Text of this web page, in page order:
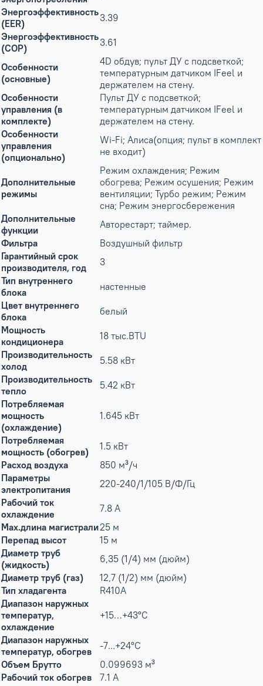
Энергоэффективность
(EER)
3.39
Энергоэффективность
(COP)
3.61
Особенности
(основные)
4D обдув; пульт ДУ с подсветкой;
температурным датчиком IFeel и
держателем на стену.
Особенности
управления (в
комплекте)
Пульт ДУ с подсветкой;
температурным датчиком IFeel и
держателем на стену.
Особенности
управления
(опционально)
Wi-Fi; Алиса(опция; пульт в комплект
не входит)
Дополнительные
режимы
Режим охлаждения; Режим
обогрева; Режим осушения; Режим
вентиляции; Турбо режим; Режим
сна; Режим энергосбережения
Дополнительные
функции
Авторестарт; таймер.
Фильтра
Воздушный фильтр
Гарантийный срок
производителя, год
3
Тип внутреннего
блока
настенные
Цвет внутреннего
блока
белый
Мощность
кондиционера
18 тыс.BTU
Производительность
холод
5.58 кВт
Производительность
тепло
5.42 кВт
Потребляемая
мощность
(охлаждение)
1.645 кВт
Потребляемая
мощность (обогрев)
1.5 кВт
Расход воздуха
850 м³/ч
Параметры
электропитания
220-240/1/105 В/Ф/Гц
Рабочий ток
охлаждение
7.8 А
Max.длина магистрали25 м
Перепад высот
15 м
Диаметр труб
(жидкость)
6,35 (1/4) мм (дюйм)
Диаметр труб (газ)
12,7 (1/2) мм (дюйм)
Тип хладагента
R410A
Диапазон наружных
температур,
охлаждение
+15…+43°С
Диапазон наружных
температур, обогрев
-7...+24°С
Объем Брутто
0.099693 м³
Рабочий ток обогрев
7.1 А